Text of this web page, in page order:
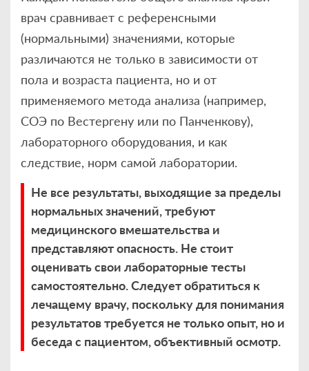
врач сравнивает с референсными
(нормальными) значениями, которые
различаются не только в зависимости от
пола и возраста пациента, но и от
применяемого метода анализа (например,
СОЭ по Вестергену или по Панченкову),
лабораторного оборудования, и как
следствие, норм самой лаборатории.
Не все результаты, выходящие за пределы
нормальных значений, требуют
медицинского вмешательства и
представляют опасность. Не стоит
оценивать свои лабораторные тесты
самостоятельно. Следует обратиться к
лечащему врачу, поскольку для понимания
результатов требуется не только опыт, но и
беседа с пациентом, объективный осмотр.